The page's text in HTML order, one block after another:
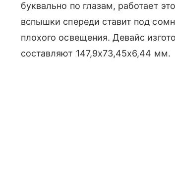
буквально по глазам, работает
вспышки спереди ставит под
плохого освещения. Девайс
составляют 147,9х73,45х6,44 мм.